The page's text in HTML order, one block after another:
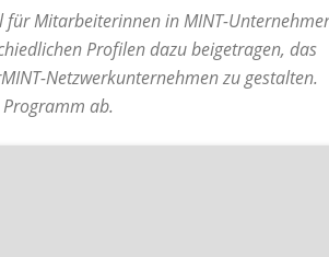
für Mitarbeiterinnen in MINT-
Profilen dazu beigetragen, das
Netzwerkunternehmen zu gestalten.
ab.